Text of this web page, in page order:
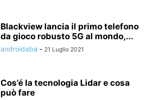
Blackview lancia il primo telefono
da gioco robusto 5G al mondo,...
androidaba - 21 Luglio 2021
Cos’é la tecnologia Lidar e cosa
può fare